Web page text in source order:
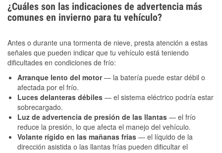
¿Cuáles son las indicaciones de advertencia más
comunes en invierno para tu vehículo?
Antes o durante una tormenta de nieve, presta atención a estas
señales que pueden indicar que tu vehículo está teniendo
dificultades en condiciones de frío:
Arranque lento del motor— la batería puede estar débil o
afectada por el frío.
Luces delanteras débiles — el sistema eléctrico podría estar
sobrecargado.
Luz de advertencia de presión de las llantas — el frío
reduce la presión, lo que afecta el manejo del vehículo.
Volante rígido en las mañanas frías — el líquido de la
dirección asistida o las llantas frías pueden dificultar el